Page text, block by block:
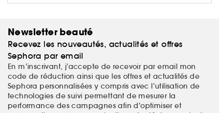
Newsletter beauté
Recevez les nouveautés, actualités et offres
Sephora par email
En m’inscrivant, j’accepte de recevoir par email mon
code de réduction ainsi que les offres et actualités de
Sephora personnalisées y compris avec l’utilisation de
technologies de suivi permettant de mesurer la
performance des campagnes afin d'optimiser et